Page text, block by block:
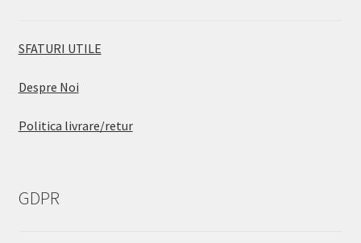
SFATURI UTILE
Despre Noi
Politica livrare/retur
GDPR